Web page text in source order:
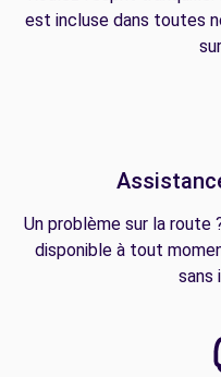
est incluse dans toutes
Un problème sur la
disponible à tout
sans